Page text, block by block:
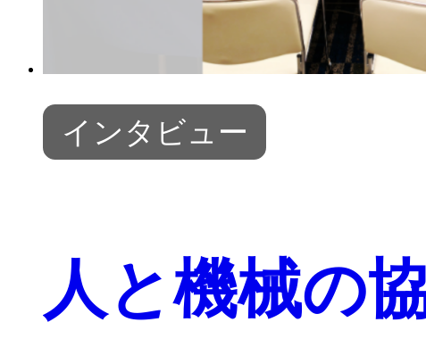
人と機械の
インタビュー